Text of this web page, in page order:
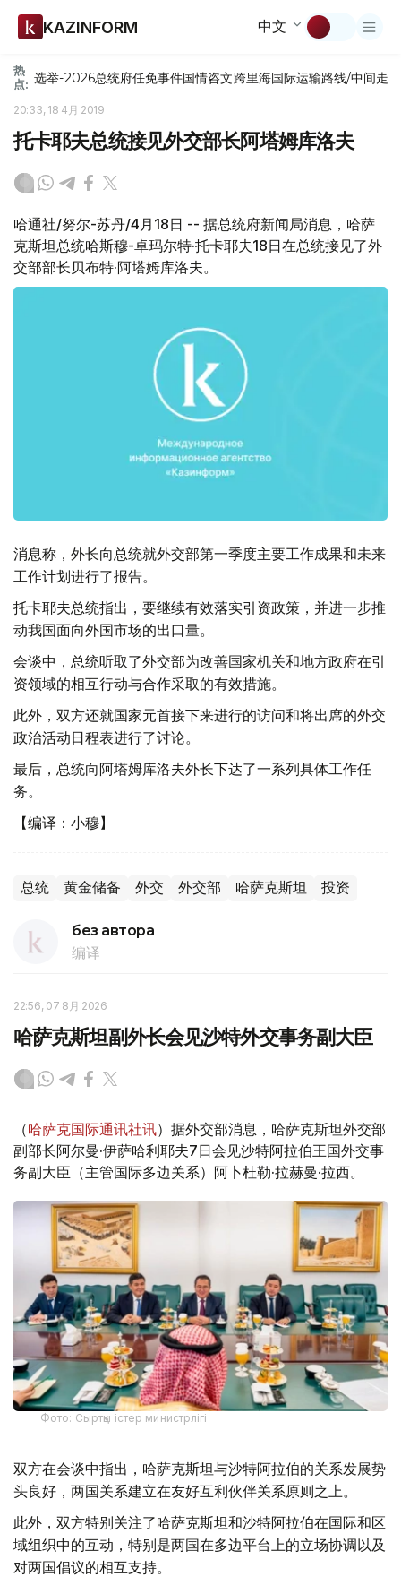
KAZINFORM 中文
热
点: 选举-2026总统府任免事件国情咨文跨里海国际运输路线/中间走廊
20:33, 18 4月 2019
托卡耶夫总统接见外交部长阿塔姆库洛夫
哈通社/努尔-苏丹/4月18日 -- 据总统府新闻局消息，哈萨
克斯坦总统哈斯穆-卓玛尔特·托卡耶夫18日在总统接见了外
交部部长贝布特·阿塔姆库洛夫。
消息称，外长向总统就外交部第一季度主要工作成果和未来
工作计划进行了报告。
托卡耶夫总统指出，要继续有效落实引资政策，并进一步推
动我国面向外国市场的出口量。
会谈中，总统听取了外交部为改善国家机关和地方政府在引
资领域的相互行动与合作采取的有效措施。
此外，双方还就国家元首接下来进行的访问和将出席的外交
政治活动日程表进行了讨论。
最后，总统向阿塔姆库洛夫外长下达了一系列具体工作任
务。
【编译：小穆】
总统 黄金储备 外交 外交部 哈萨克斯坦 投资
без автора
编译
22:56, 07 8月 2026
哈萨克斯坦副外长会见沙特外交事务副大臣
（哈萨克国际通讯社讯）据外交部消息，哈萨克斯坦外交部
副部长阿尔曼·伊萨哈利耶夫7日会见沙特阿拉伯王国外交事
务副大臣（主管国际多边关系）阿卜杜勒·拉赫曼·拉西。
Фото: Сыртқы істер министрлігі
双方在会谈中指出，哈萨克斯坦与沙特阿拉伯的关系发展势
头良好，两国关系建立在友好互利伙伴关系原则之上。
此外，双方特别关注了哈萨克斯坦和沙特阿拉伯在国际和区
域组织中的互动，特别是两国在多边平台上的立场协调以及
对两国倡议的相互支持。